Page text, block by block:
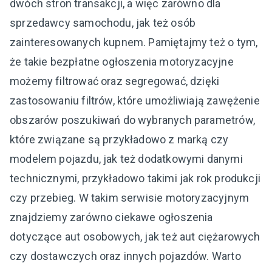
dwóch stron transakcji, a więc zarówno dla
sprzedawcy samochodu, jak też osób
zainteresowanych kupnem. Pamiętajmy też o tym,
że takie bezpłatne ogłoszenia motoryzacyjne
możemy filtrować oraz segregować, dzięki
zastosowaniu filtrów, które umożliwiają zawężenie
obszarów poszukiwań do wybranych parametrów,
które związane są przykładowo z marką czy
modelem pojazdu, jak też dodatkowymi danymi
technicznymi, przykładowo takimi jak rok produkcji
czy przebieg. W takim serwisie motoryzacyjnym
znajdziemy zarówno ciekawe ogłoszenia
dotyczące aut osobowych, jak też aut ciężarowych
czy dostawczych oraz innych pojazdów. Warto